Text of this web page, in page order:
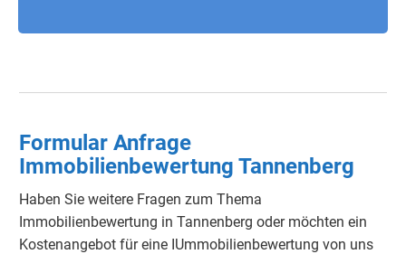
Formular Anfrage
Immobilienbewertung Tannenberg
Haben Sie weitere Fragen zum Thema
Immobilienbewertung in Tannenberg oder möchten ein
Kostenangebot für eine IUmmobilienbewertung von uns